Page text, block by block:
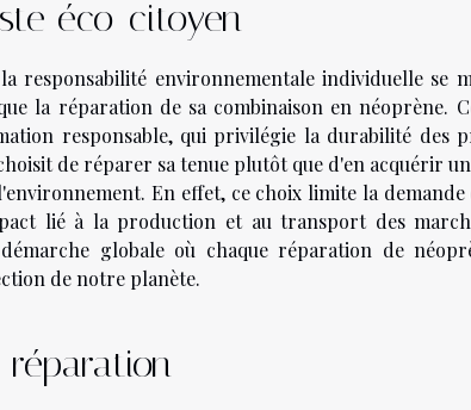
éco-citoyen
responsabilité environnementale individuelle se
la réparation de sa combinaison en néoprène.
responsable, qui privilégie la durabilité des
de réparer sa tenue plutôt que d'en acquérir
En effet, ce choix limite la demande
lié à la production et au transport des
globale où chaque réparation de
de notre planète.